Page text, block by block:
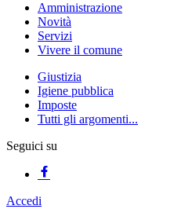
Amministrazione
Novità
Servizi
Vivere il comune
Giustizia
Igiene pubblica
Imposte
Tutti gli argomenti...
Seguici su
Accedi